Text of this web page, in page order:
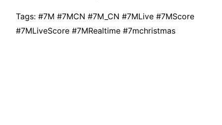
Tags: #7M #7MCN #7M_CN #7MLive #7MScore
#7MLiveScore #7MRealtime #7mchristmas